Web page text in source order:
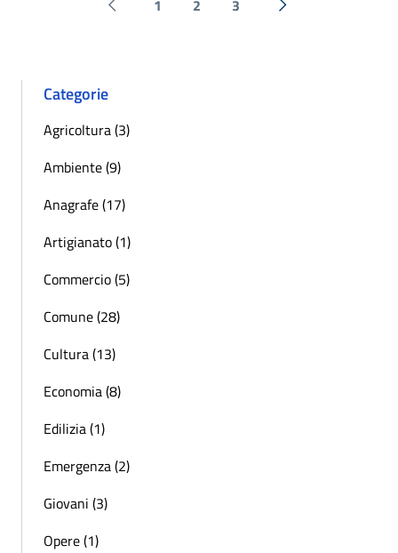
Pagina precedente
1 2 3 Successiva »
Categorie
Agricoltura (3)
Ambiente (9)
Anagrafe (17)
Artigianato (1)
Commercio (5)
Comune (28)
Cultura (13)
Economia (8)
Edilizia (1)
Emergenza (2)
Giovani (3)
Opere (1)